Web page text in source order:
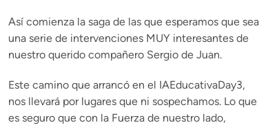
n
Así comienza la saga de las que esperamos que sea
una serie de intervenciones MUY interesantes de
nuestro querido compañero Sergio de Juan.
Este camino que arrancó en el IAEducativaDay3,
nos llevará por lugares que ni sospechamos. Lo que
es seguro que con la Fuerza de nuestro lado,